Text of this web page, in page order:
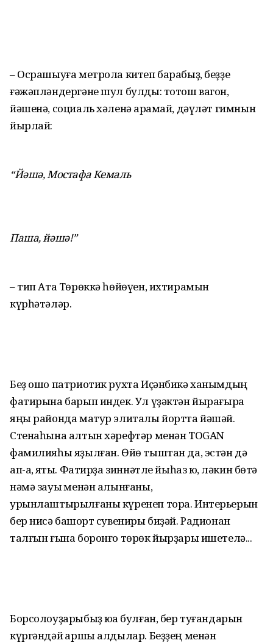
– Осрашыуға метрола китеп бара­быҙ, беҙҙе
ғәжәпләндергәне шул булды: тотош вагон,
йәшенә, социаль хәленә ҡарамай, дәүләт гимнын
йырлай:
“Йәшә, Мостафа Кемаль
Паша, йәшә!”
– тип Ата Төрөккә һөйөүен, ихтирамын
күрһәтәләр.
Беҙ ошо патриотик рухта Иҫән­бикә ханымдың
фатирына барып индек. Ул үҙәктән йырағыраҡ
яңы районда матур элиталы йортта йәшәй.
Стенаһына алтын хәрефтәр менән ТОGAN
фамилияһы яҙылған. Өйө тыштан да, эстән дә
ап-аҡ, яҡты. Фатирҙа зиннәтле йыһаз юҡ, ләкин бөтә
нәмә зауыҡ менән алынғаны,
урынлаштырылғаны күренеп тора. Интерьерын
бер нисә башҡорт сувениры биҙәй. Радионан
талғын ғына боронғо төрөк йырҙары ишетелә...
Борсолоуҙарыбыҙ юҡҡа булған, бер туғандарын
күргәндәй ҡаршы алдылар. Беҙҙең менән